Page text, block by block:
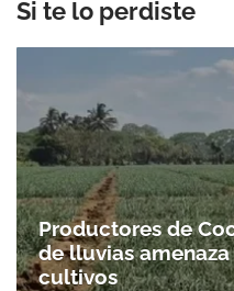
Si te lo perdiste
Productores de
de lluvias
cultivos